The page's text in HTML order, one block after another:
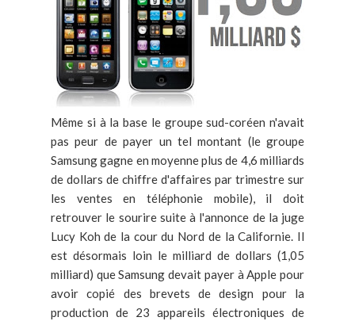
Même si à la base le groupe sud-coréen n'avait
pas peur de payer un tel montant (le groupe
Samsung gagne en moyenne plus de 4,6 milliards
de dollars de chiffre d'affaires par trimestre sur
les ventes en téléphonie mobile), il doit
retrouver le sourire suite à l'annonce de la juge
Lucy Koh de la cour du Nord de la Californie. Il
est désormais loin le milliard de dollars (1,05
milliard) que Samsung devait payer à Apple pour
avoir copié des brevets de design pour la
production de 23 appareils électroniques de